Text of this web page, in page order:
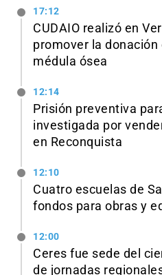
17:12
CUDAIO realizó en
promover la donación
médula ósea
12:14
Prisión preventiva
investigada por
en Reconquista
12:10
Cuatro escuelas de
fondos para obras y
12:00
Ceres fue sede del
de jornadas